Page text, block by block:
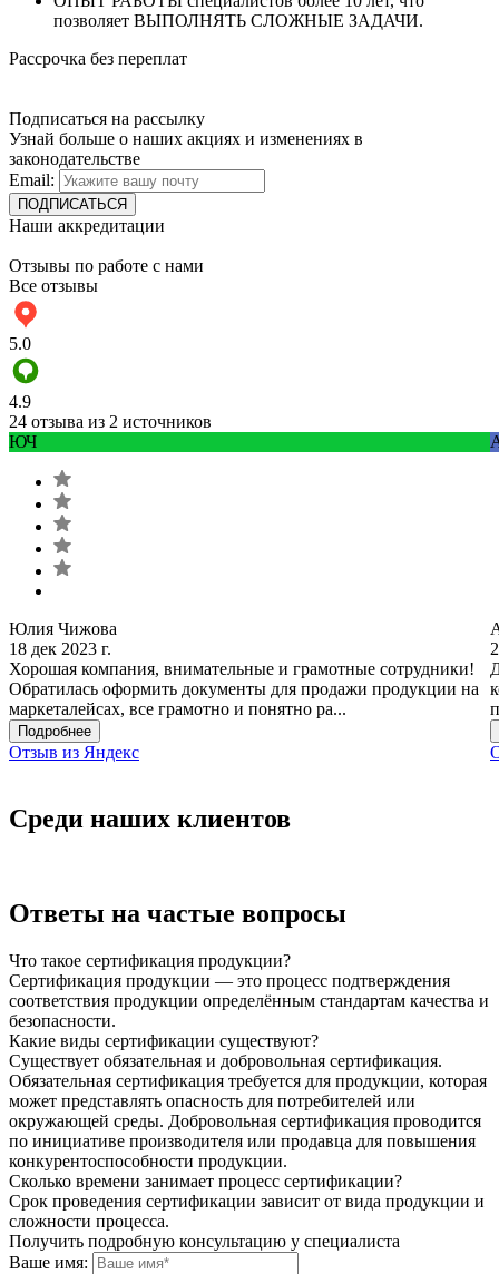
позволяет ВЫПОЛНЯТЬ СЛОЖНЫЕ ЗАДАЧИ.
Рассрочка без переплат
Подписаться на рассылку
Узнай больше о наших акциях и изменениях в
законодательстве
Email:
Наши аккредитации
Отзывы по работе с нами
Все отзывы
5.0
4.9
24 отзыва из 2 источников
ЮЧ
Юлия Чижова
18 дек 2023 г.
Хорошая компания, внимательные и грамотные сотрудники!
Обратилась оформить документы для продажи продукции на
маркеталейсах, все грамотно и понятно ра...
Подробнее
Отзыв из Яндекс
Среди наших клиентов
Ответы на частые вопросы
Что такое сертификация продукции?
Сертификация продукции — это процесс подтверждения
соответствия продукции определённым стандартам качества и
безопасности.
Какие виды сертификации существуют?
Существует обязательная и добровольная сертификация.
Обязательная сертификация требуется для продукции, которая
может представлять опасность для потребителей или
окружающей среды. Добровольная сертификация проводится
по инициативе производителя или продавца для повышения
конкурентоспособности продукции.
Сколько времени занимает процесс сертификации?
Срок проведения сертификации зависит от вида продукции и
сложности процесса.
Получить подробную консультацию у специалиста
Ваше имя: